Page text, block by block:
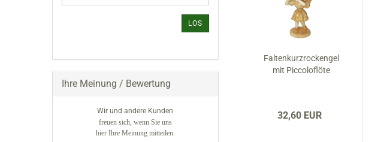
Faltenkurzrockengel
mit Piccoloflöte
32,60 EUR
ARTIKELNUMMER
LOS
Ihre Meinung / Bewertung
Wir und andere Kunden
freuen sich, wenn Sie uns
hier Ihre Meinung mitteilen.